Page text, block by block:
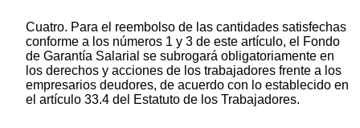
Cuatro. Para el reembolso de las cantidades satisfechas
conforme a los números 1 y 3 de este artículo, el Fondo
de Garantía Salarial se subrogará obligatoriamente en
los derechos y acciones de los trabajadores frente a los
empresarios deudores, de acuerdo con lo establecido en
el artículo 33.4 del Estatuto de los Trabajadores.